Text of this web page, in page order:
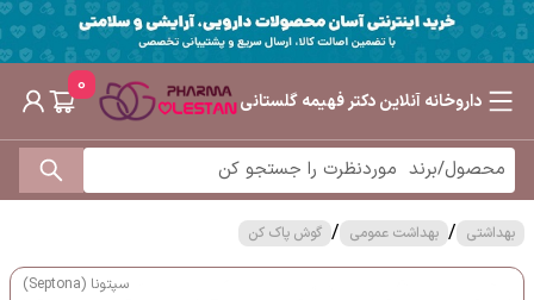
داروخانه آنلاین دکتر فهیمه گلستانی
0
بهداشتی / بهداشت عمومی / گوش پاک کن
سپتونا (Septona)